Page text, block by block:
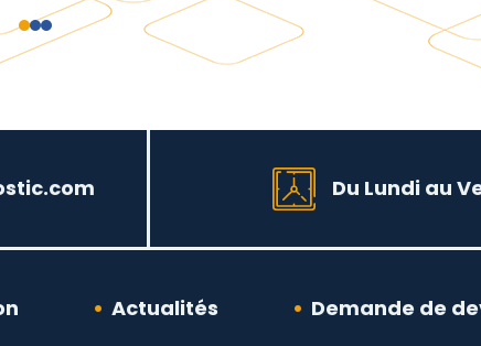
Du Lundi au
Actualités Demande de